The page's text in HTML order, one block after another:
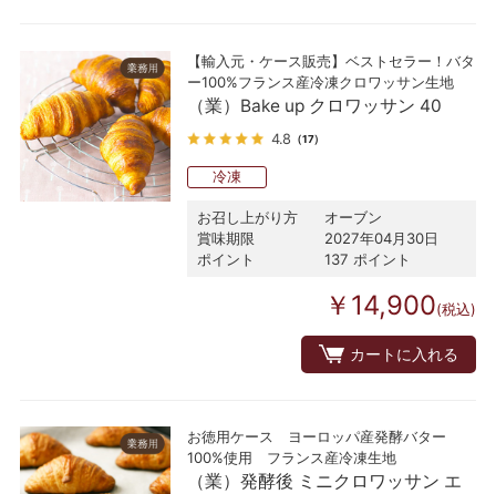
【輸入元・ケース販売】ベストセラー！バタ
ー100%フランス産冷凍クロワッサン生地
（業）Bake up クロワッサン 40
4.8 （17）
冷凍
お召し上がり方
オーブン
賞味期限
2027年04月30日
ポイント
137 ポイント
￥14,900(税込)
カートに入れる
お徳用ケース ヨーロッパ産発酵バター
100%使用 フランス産冷凍生地
（業）発酵後 ミニクロワッサン エ